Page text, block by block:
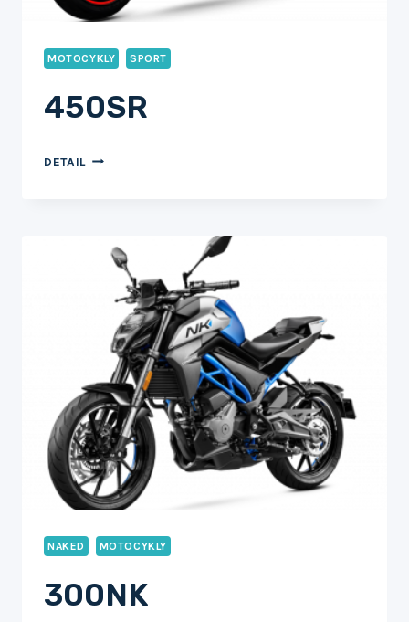
MOTOCYKLY SPORT
450SR
DETAIL 450SR
NAKED MOTOCYKLY
300NK